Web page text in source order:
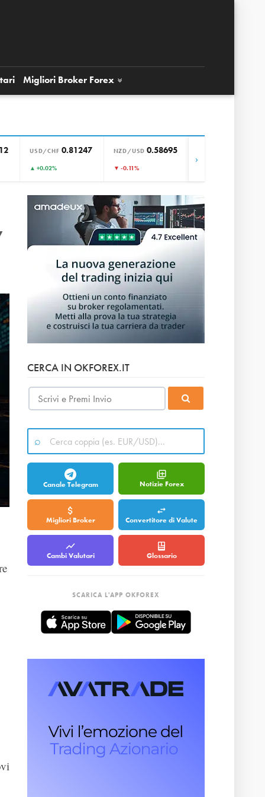
Migliori Broker Forex
USD/CHF 0.81247
▲ +0.02%
NZD/USD 0.58695
▼ -0.11%
›
CERCA IN OKFOREX.IT
Canale Telegram Notizie Forex
Migliori Broker Convertitore di Valute
Cambi Valutari Glossario
SCARICA L'APP OKFOREX